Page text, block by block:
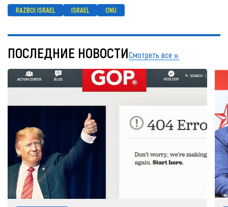
RAZBOI ISRAEL ISRAEL ONU
ПОСЛЕДНИЕ НОВОСТИСмотреть все